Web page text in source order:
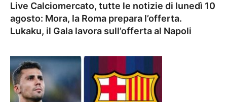
Live Calciomercato, tutte le notizie di lunedì 10
agosto: Mora, la Roma prepara l’offerta.
Lukaku, il Gala lavora sull’offerta al Napoli